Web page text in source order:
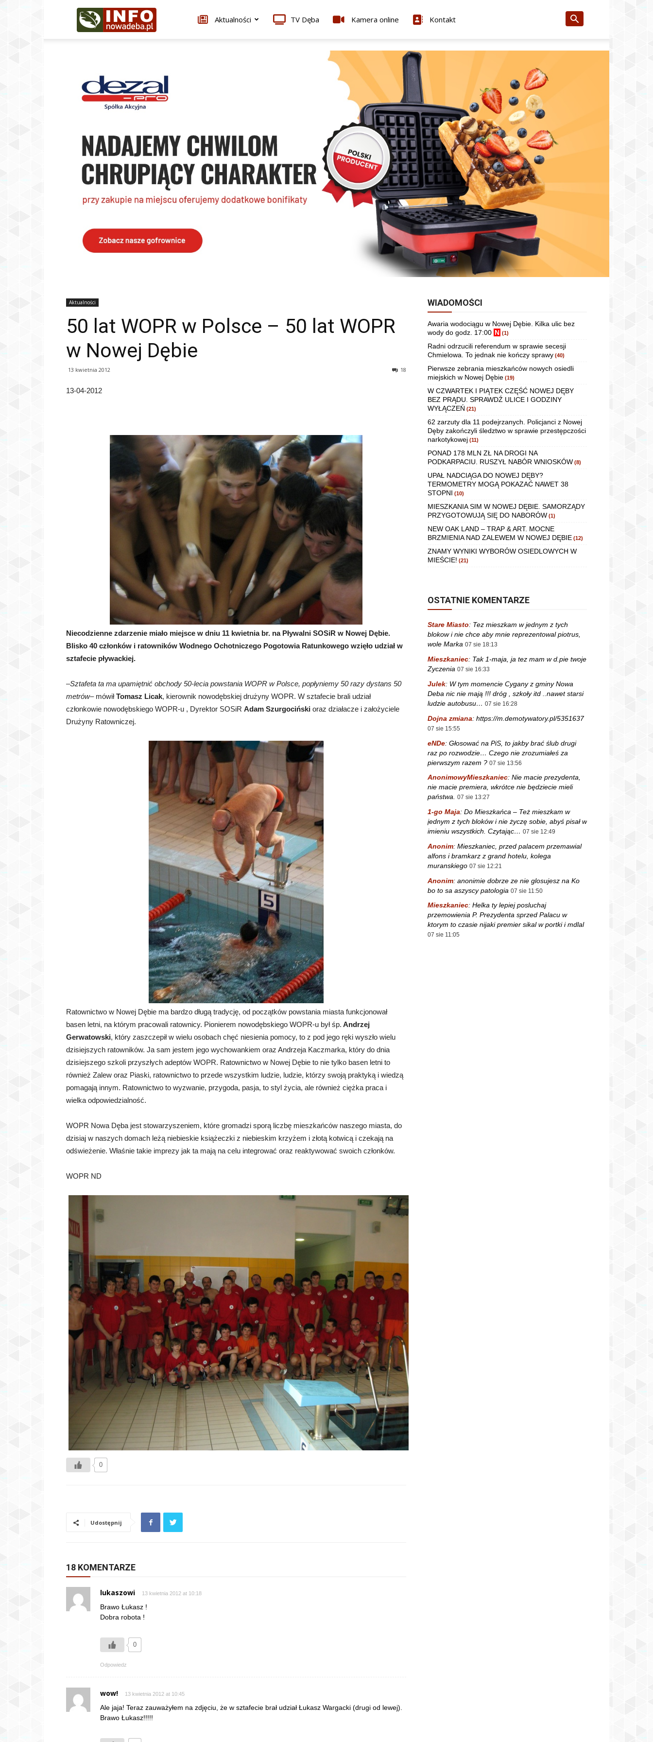
Infonowadeba.pl Aktualności TV Dęba Kamera online Kontakt
Aktualności
50 lat WOPR w Polsce – 50 lat WOPR
w Nowej Dębie
13 kwietnia 2012 18
13-04-2012
Niecodzienne zdarzenie miało miejsce w dniu 11 kwietnia br. na Pływalni SOSiR w Nowej Dębie.
Blisko 40 członków i ratowników Wodnego Ochotniczego Pogotowia Ratunkowego wzięło udział w
sztafecie pływackiej.
–Sztafeta ta ma upamiętnić obchody 50-lecia powstania WOPR w Polsce, popłyniemy 50 razy dystans 50
metrów– mówiłTomasz Licak, kierownik nowodębskiej drużyny WOPR. W sztafecie brali udział
członkowie nowodębskiego WOPR-u , Dyrektor SOSiR Adam Szurgociński oraz działacze i założyciele
Drużyny Ratowniczej.
Ratownictwo w Nowej Dębie ma bardzo długą tradycję, od początków powstania miasta funkcjonował
basen letni, na którym pracowali ratownicy. Pionierem nowodębskiego WOPR-u był śp. Andrzej
Gerwatowski, który zaszczepił w wielu osobach chęć niesienia pomocy, to z pod jego ręki wyszło wielu
dzisiejszych ratowników. Ja sam jestem jego wychowankiem oraz Andrzeja Kaczmarka, który do dnia
dzisiejszego szkoli przyszłych adeptów WOPR. Ratownictwo w Nowej Dębie to nie tylko basen letni to
również Zalew oraz Piaski, ratownictwo to przede wszystkim ludzie, ludzie, którzy swoją praktyką i wiedzą
pomagają innym. Ratownictwo to wyzwanie, przygoda, pasja, to styl życia, ale również ciężka praca i
wielka odpowiedzialność.
WOPR Nowa Dęba jest stowarzyszeniem, które gromadzi sporą liczbę mieszkańców naszego miasta, do
dzisiaj w naszych domach leżą niebieskie książeczki z niebieskim krzyżem i złotą kotwicą i czekają na
odświeżenie. Właśnie takie imprezy jak ta mają na celu integrować oraz reaktywować swoich członków.
WOPR ND
0
Udostępnij
18 KOMENTARZE
lukaszowi 13 kwietnia 2012 at 10:18
Brawo Łukasz !
Dobra robota !
0
Odpowiedz
wow! 13 kwietnia 2012 at 10:45
Ale jaja! Teraz zauważyłem na zdjęciu, że w sztafecie brał udział Łukasz Wargacki (drugi od lewej).
Brawo Łukasz!!!!!
WIADOMOŚCI
Awaria wodociągu w Nowej Dębie. Kilka ulic bez
wody do godz. 17:00 N (1)
Radni odrzucili referendum w sprawie secesji
Chmielowa. To jednak nie kończy sprawy (40)
Pierwsze zebrania mieszkańców nowych osiedli
miejskich w Nowej Dębie (19)
W CZWARTEK I PIĄTEK CZĘŚĆ NOWEJ DĘBY
BEZ PRĄDU. SPRAWDŹ ULICE I GODZINY
WYŁĄCZEŃ (21)
62 zarzuty dla 11 podejrzanych. Policjanci z Nowej
Dęby zakończyli śledztwo w sprawie przestępczości
narkotykowej (11)
PONAD 178 MLN ZŁ NA DROGI NA
PODKARPACIU. RUSZYŁ NABÓR WNIOSKÓW (8)
UPAŁ NADCIĄGA DO NOWEJ DĘBY?
TERMOMETRY MOGĄ POKAZAĆ NAWET 38
STOPNI (10)
MIESZKANIA SIM W NOWEJ DĘBIE. SAMORZĄDY
PRZYGOTOWUJĄ SIĘ DO NABORÓW (1)
NEW OAK LAND – TRAP & ART. MOCNE
BRZMIENIA NAD ZALEWEM W NOWEJ DĘBIE (12)
ZNAMY WYNIKI WYBORÓW OSIEDLOWYCH W
MIEŚCIE! (21)
OSTATNIE KOMENTARZE
Stare Miasto: Tez mieszkam w jednym z tych
blokow i nie chce aby mnie reprezentowal piotrus,
wole Marka 07 sie 18:13
Mieszkaniec: Tak 1-maja, ja tez mam w d.pie twoje
Zyczenia 07 sie 16:33
Julek: W tym momencie Cygany z gminy Nowa
Deba nic nie mają !!! dróg , szkoły itd ..nawet starsi
ludzie autobusu… 07 sie 16:28
Dojna zmiana: https://m.demotywatory.pl/5351637
07 sie 15:55
eNDe: Głosować na PiS, to jakby brać ślub drugi
raz po rozwodzie… Czego nie zrozumiałeś za
pierwszym razem ? 07 sie 13:56
AnonimowyMieszkaniec: Nie macie prezydenta,
nie macie premiera, wkrótce nie będziecie mieli
państwa. 07 sie 13:27
1-go Maja: Do Mieszkańca – Też mieszkam w
jednym z tych bloków i nie życzę sobie, abyś pisał w
imieniu wszystkich. Czytając… 07 sie 12:49
Anonim: Mieszkaniec, przed palacem przemawial
alfons i bramkarz z grand hotelu, kolega
muranskiego 07 sie 12:21
Anonim: anonimie dobrze ze nie glosujesz na Ko
bo to sa aszyscy patologia 07 sie 11:50
Mieszkaniec: Helka ty lepiej posluchaj
przemowienia P. Prezydenta sprzed Palacu w
ktorym to czasie nijaki premier sikal w portki i mdlal
07 sie 11:05